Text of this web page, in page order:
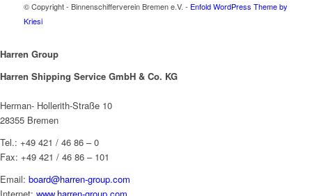
© Copyright - Binnenschifferverein Bremen e.V. - Enfold WordPress Theme by
Kriesi
Harren Group
Harren Shipping Service GmbH & Co. KG
Herman- Hollerith-Straße 10
28355 Bremen
Tel.: +49 421 / 46 86 – 0
Fax: +49 421 / 46 86 – 101
Email: board@harren-group.com